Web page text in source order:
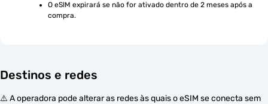
O eSIM expirará se não for ativado dentro de 2 meses após a
compra.
Destinos e redes
⚠️ A operadora pode alterar as redes às quais o eSIM se conecta sem